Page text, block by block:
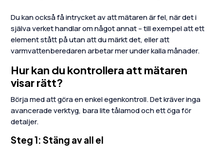
Du kan också få intrycket av att mätaren är fel, när det i
själva verket handlar om något annat – till exempel att ett
element stått på utan att du märkt det, eller att
varmvattenberedaren arbetar mer under kalla månader.
Hur kan du kontrollera att mätaren
visar rätt?
Börja med att göra en enkel egenkontroll. Det kräver inga
avancerade verktyg, bara lite tålamod och ett öga för
detaljer.
Steg 1: Stäng av all el